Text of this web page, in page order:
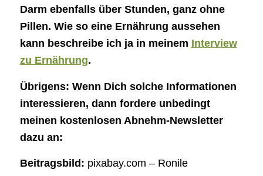
Darm ebenfalls über Stunden, ganz ohne
Pillen. Wie so eine Ernährung aussehen
kann beschreibe ich ja in meinem Interview
zu Ernährung.
Übrigens: Wenn Dich solche Informationen
interessieren, dann fordere unbedingt
meinen kostenlosen Abnehm-Newsletter
dazu an:
Beitragsbild: pixabay.com – Ronile